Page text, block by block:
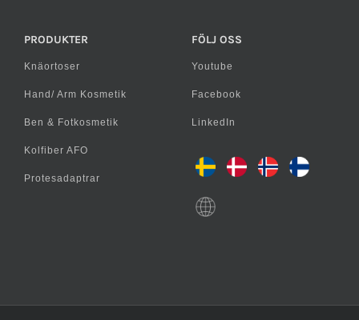
PRODUKTER
Knäortoser
Hand/ Arm Kosmetik
Ben & Fotkosmetik
Kolfiber AFO
Protesadaptrar
FÖLJ OSS
Youtube
Facebook
LinkedIn